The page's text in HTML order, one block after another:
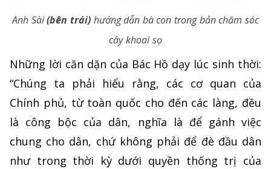
Anh Sài(bên trái) hướng dẫn bà con trong bản chăm sóc
cây khoai sọ
Những lời căn dặn của Bác Hồ dạy lúc sinh thời:
“Chúng ta phải hiểu rằng, các cơ quan của
Chính phủ, từ toàn quốc cho đến các làng, đều
là công bộc của dân, nghĩa là để gánh việc
chung cho dân, chứ không phải để đè đầu dân
như trong thời kỳ dưới quyền thống trị của